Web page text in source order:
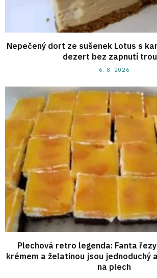
Nepečený dort ze sušenek Lotus s
dezert bez zapnutí
6. 8. 2026
Plechová retro legenda: Fanta
krémem a želatinou jsou jednoduchý
na plech